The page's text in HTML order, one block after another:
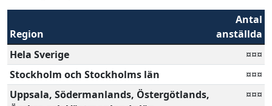
Region
Antal
anställda
Hela Sverige
¤¤¤
Stockholm och Stockholms län
¤¤¤
Uppsala, Södermanlands, Östergötlands,
¤¤¤